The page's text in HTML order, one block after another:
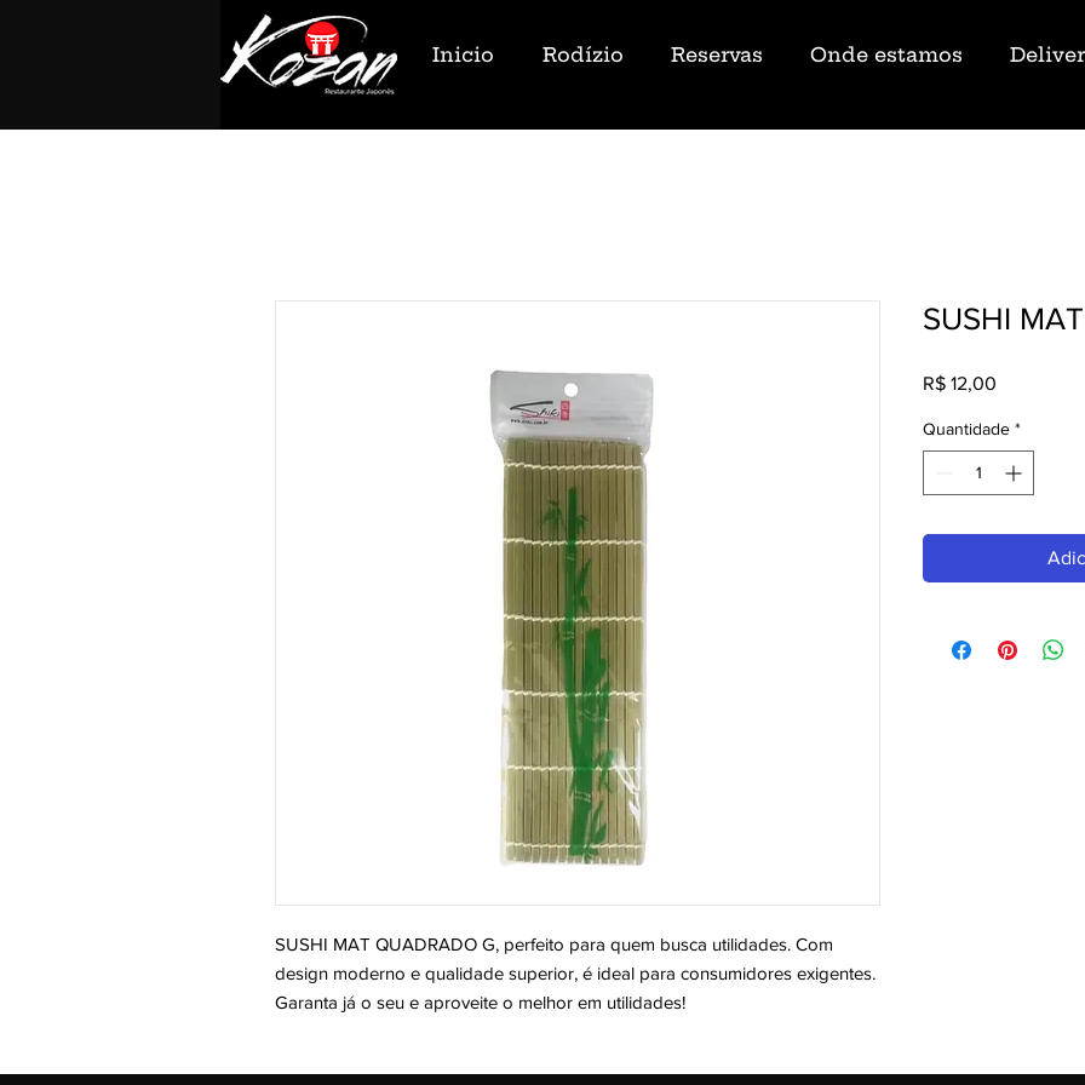
Inicio Rodízio Reservas Onde estamos
SUSHI MAT QUADRADO G, perfeito para quem busca utilidades. Com
design moderno e qualidade superior, é ideal para consumidores exigentes.
Garanta já o seu e aproveite o melhor em utilidades!
SUSHI
R$ 12,00
Quantidade *